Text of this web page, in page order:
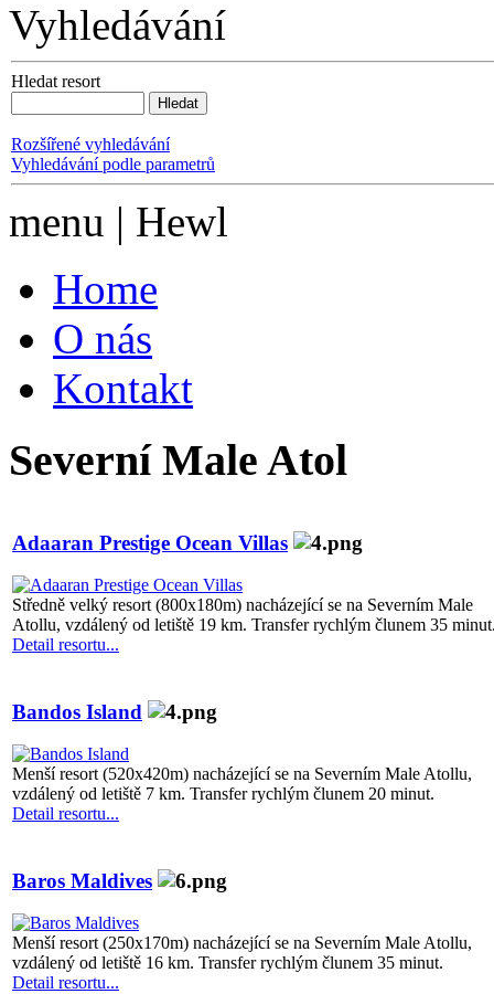
Vyhledávání
Hledat resort
Rozšířené vyhledávání
Vyhledávání podle parametrů
menu | Hewl
Home
O nás
Kontakt
Severní Male Atol
Adaaran Prestige Ocean Villas
Středně velký resort (800x180m) nacházející se na Severním Male
Atollu, vzdálený od letiště 19 km. Transfer rychlým člunem 35
Detail resortu...
Bandos Island
Menší resort (520x420m) nacházející se na Severním Male Atollu,
vzdálený od letiště 7 km. Transfer rychlým člunem 20 minut.
Detail resortu...
Baros Maldives
Menší resort (250x170m) nacházející se na Severním Male Atollu,
vzdálený od letiště 16 km. Transfer rychlým člunem 35 minut.
Detail resortu...